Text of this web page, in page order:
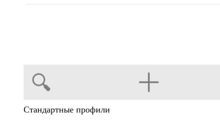
Стандартные профили